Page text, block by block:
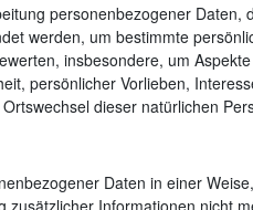
personenbezogener Daten,
werden, um bestimmte
insbesondere, um
persönlicher Vorlieben,
dieser natürlichen
Daten in einer
zusätzlicher Informationen nicht